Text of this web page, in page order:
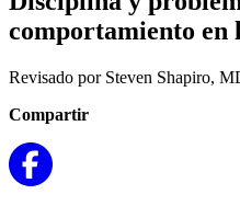
comportamiento en
Revisado por Steven Shapiro,
Compartir